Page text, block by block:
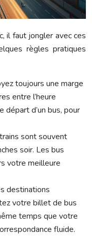
il faut jongler avec ces
règles pratiques
toujours une marge
entre l’heure
départ d’un bus, pour
sont souvent
soir. Les bus
votre meilleure
destinations
votre billet de bus
temps que votre
fluide.